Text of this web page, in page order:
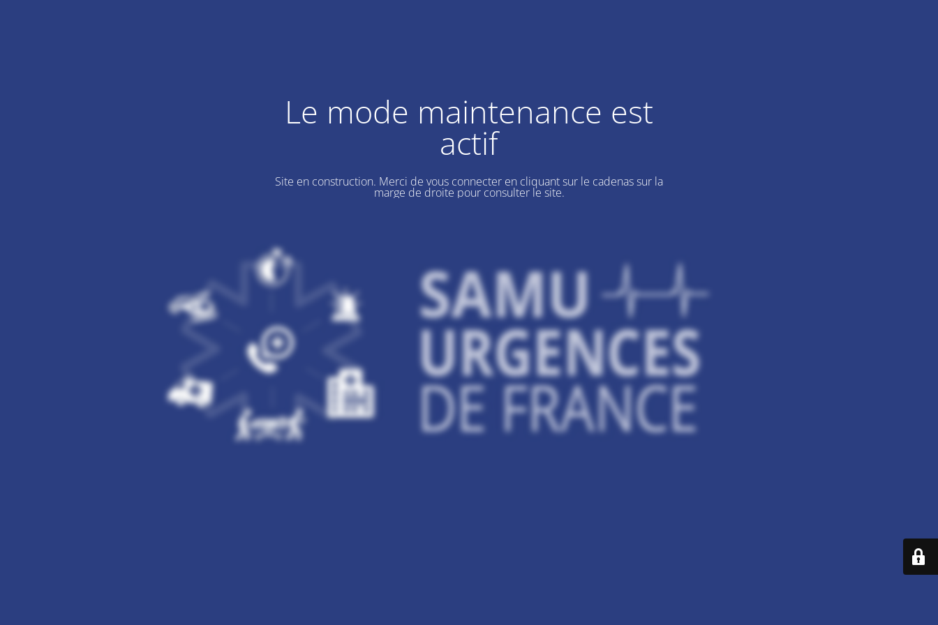
Le mode maintenance est
actif
Site en construction. Merci de vous connecter en cliquant sur le cadenas sur la
marge de droite pour consulter le site.